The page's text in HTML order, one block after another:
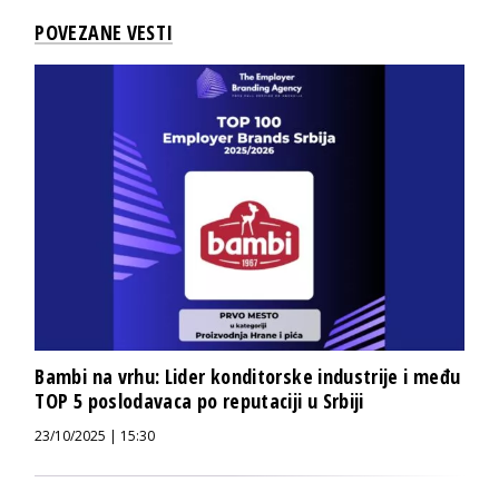
POVEZANE VESTI
Bambi na vrhu: Lider konditorske industrije i među
TOP 5 poslodavaca po reputaciji u Srbiji
23/10/2025 | 15:30